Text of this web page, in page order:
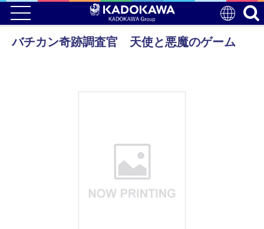
バチカン奇跡調査官 天使と悪魔のゲーム